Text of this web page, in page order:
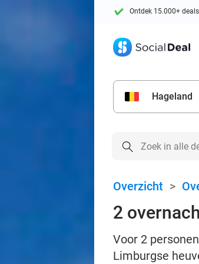
Ontdek 15.000+ deals
Hageland
Overzicht >
2
Voor 2
Limburgse